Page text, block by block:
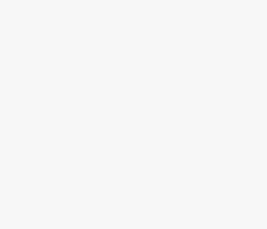
FLOARE-CARPET
Ковер шерстяной
м,